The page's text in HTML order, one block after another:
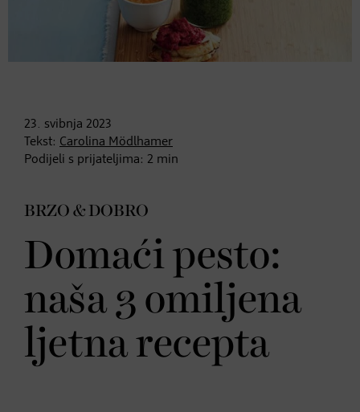
23. svibnja 2023
Tekst: Carolina Mödlhamer
Podijeli s prijateljima: 2 min
BRZO & DOBRO
Domaći pesto:
naša 3 omiljena
ljetna recepta